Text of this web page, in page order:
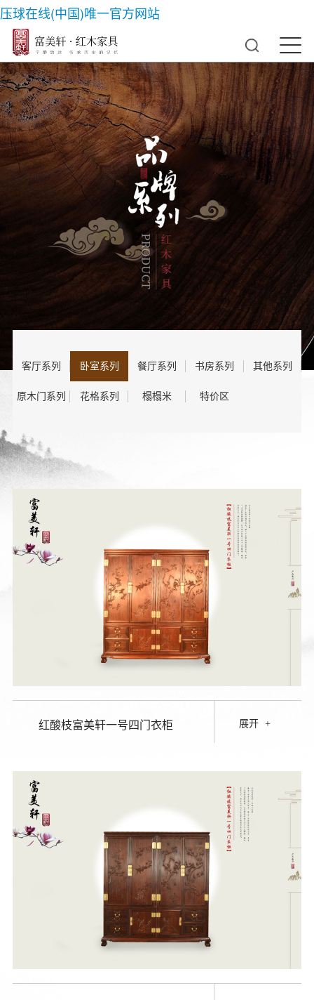
压球在线(中国)唯一官方网站
客厅系列 卧室系列 餐厅系列 书房系列 其他系列
原木门系列 花格系列 榻榻米 特价区
红酸枝富美轩一号四门衣柜 展开 +